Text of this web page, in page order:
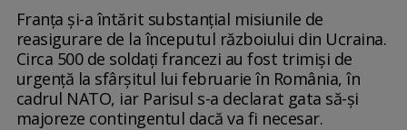
Franţa şi-a întărit substanţial misiunile de
reasigurare de la începutul războiului din Ucraina.
Circa 500 de soldaţi francezi au fost trimişi de
urgenţă la sfârşitul lui februarie în România, în
cadrul NATO, iar Parisul s-a declarat gata să-şi
majoreze contingentul dacă va fi necesar.